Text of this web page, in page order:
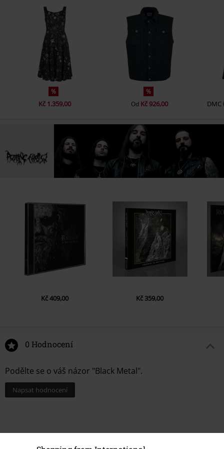
%
Kč 1.359,00
%
Od Kč 926,00 DMC
Kč 409,00 Kč 359,00
0 Hodnocení
Podělte se o váš názor "Black Metal".
Napsat hodnocení